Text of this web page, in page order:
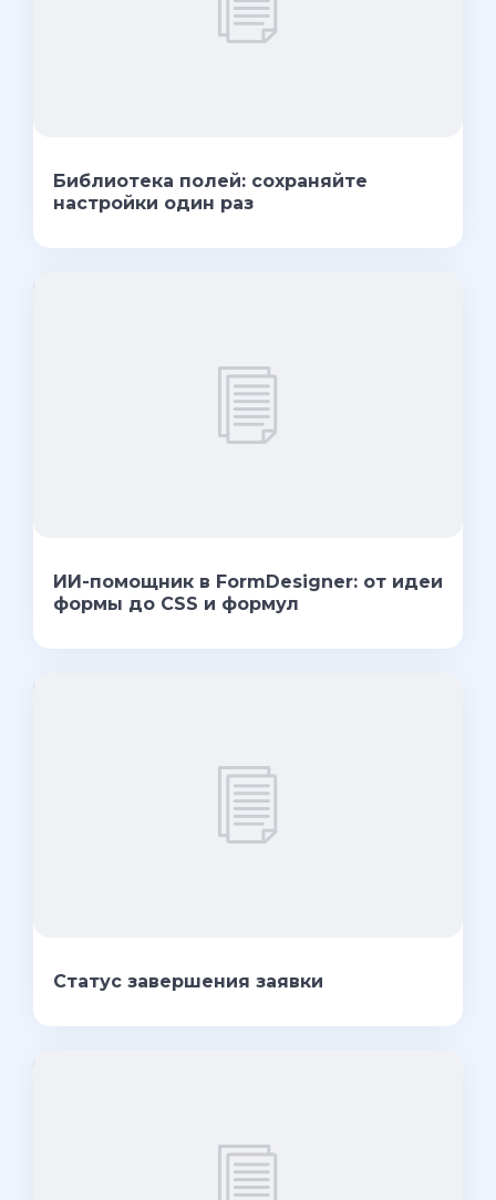
Библиотека полей: сохраняйте
настройки один раз
ИИ-помощник в FormDesigner: от идеи
формы до CSS и формул
Статус завершения заявки